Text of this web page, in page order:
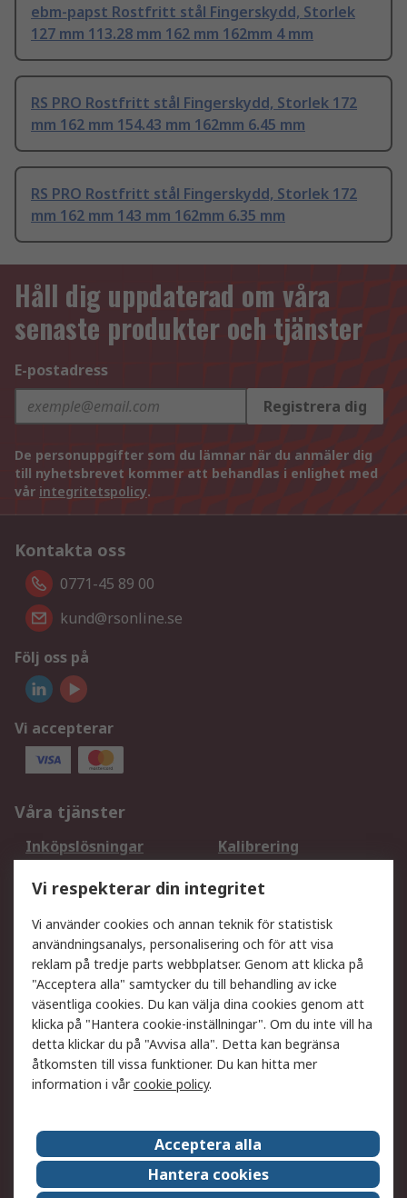
ebm-papst Rostfritt stål Fingerskydd, Storlek
127 mm 113.28 mm 162 mm 162mm 4 mm
RS PRO Rostfritt stål Fingerskydd, Storlek 172
mm 162 mm 154.43 mm 162mm 6.45 mm
RS PRO Rostfritt stål Fingerskydd, Storlek 172
mm 162 mm 143 mm 162mm 6.35 mm
Håll dig uppdaterad om våra
senaste produkter och tjänster
E-postadress
Registrera dig
De personuppgifter som du lämnar när du anmäler dig
till nyhetsbrevet kommer att behandlas i enlighet med
vår integritetspolicy.
Kontakta oss
0771-45 89 00
kund@rsonline.se
Följ oss på
Vi accepterar
Våra tjänster
Inköpslösningar
Kalibrering
DesignSpark
Teknisk Support
Ditt lokala säljteam
Exportlösningar
Support
Få hjälp
Retur av varor
Leverans
Spåra din order
Begär en fakturakopi
Fördelar med RS-konto
Betalningsalternativ
Om RS
Försäljningsvillkor
Det juridiska
Press Centre
Vi respekterar din integritet
Vi använder cookies och annan teknik för statistisk
användningsanalys, personalisering och för att visa
reklam på tredje parts webbplatser. Genom att klicka på
"Acceptera alla" samtycker du till behandling av icke
väsentliga cookies. Du kan välja dina cookies genom att
klicka på "Hantera cookie-inställningar". Om du inte vill ha
detta klickar du på "Avvisa alla". Detta kan begränsa
åtkomsten till vissa funktioner. Du kan hitta mer
information i vårcookie policy.
Acceptera alla
Hantera cookies